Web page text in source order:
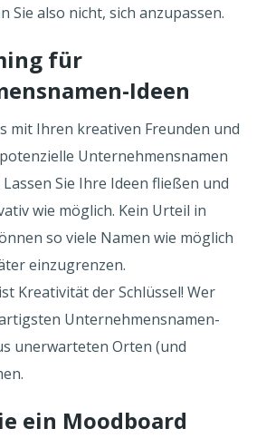
Sie also nicht, sich anzupassen.
für
Ideen
mit Ihren kreativen Freunden und
Unternehmensnamen
Sie Ihre Ideen fließen und
wie möglich. Kein Urteil in
so viele Namen wie möglich
einzugrenzen.
Kreativität der Schlüssel! Wer
Unternehmensnamen-
unerwarteten Orten (und
ein Moodboard